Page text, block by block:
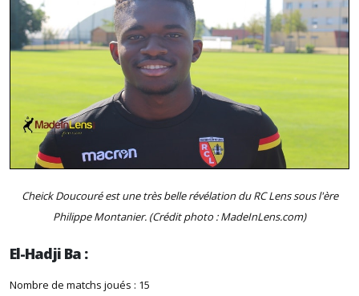
Cheick Doucouré est une très belle révélation du RC Lens sous l'ère
Philippe Montanier. (Crédit photo : MadeInLens.com)
El-Hadji Ba :
Nombre de matchs joués : 15